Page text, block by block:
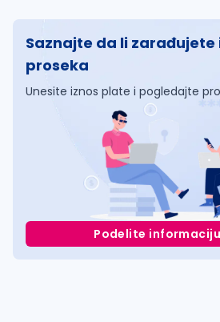
Saznajte da li zarađujete
proseka
Unesite iznos plate i pogledajte
Podelite